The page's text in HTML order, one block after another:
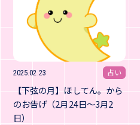
2025.02.23 占い
【下弦の月】ほしてん。から
のお告げ（2月24日～3月2
日）